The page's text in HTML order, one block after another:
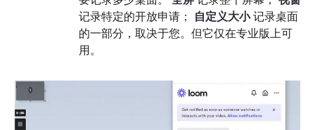
记录特定的开放申请；
自定义大小记录桌面
的一部分，取决于您。但它仅在专业版上可
用。